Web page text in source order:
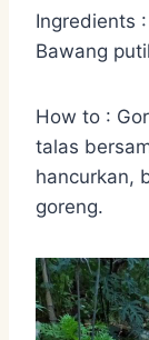
Ingredients
Bawang
How to :
talas
hancurkan,
goreng.